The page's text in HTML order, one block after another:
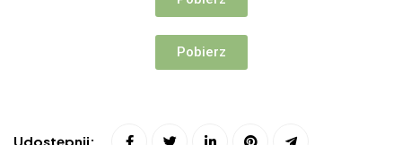
Pobierz
Udostępnij: